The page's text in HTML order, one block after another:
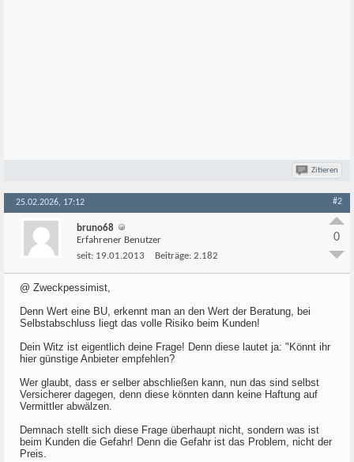
Zitieren
25.02.2026, 17:12 #2
bruno68
Erfahrener Benutzer
seit: 19.01.2013 Beiträge: 2.182
0
@ Zweckpessimist,
Denn Wert eine BU, erkennt man an den Wert der Beratung, bei
Selbstabschluss liegt das volle Risiko beim Kunden!
Dein Witz ist eigentlich deine Frage! Denn diese lautet ja: "Könnt ihr
hier günstige Anbieter empfehlen?
Wer glaubt, dass er selber abschließen kann, nun das sind selbst
Versicherer dagegen, denn diese könnten dann keine Haftung auf
Vermittler abwälzen.
Demnach stellt sich diese Frage überhaupt nicht, sondern was ist
beim Kunden die Gefahr! Denn die Gefahr ist das Problem, nicht der
Preis.